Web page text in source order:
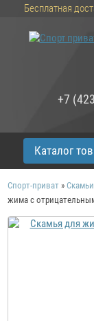
Бесплатная
+7
Каталог
Спорт-приват »
жима с